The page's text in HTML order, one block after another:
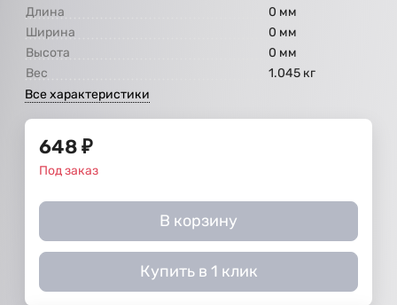
Длина
0 мм
Ширина
0 мм
Высота
0 мм
Вес
1.045 кг
Все характеристики
648 ₽
Под заказ
В корзину
Купить в 1 клик